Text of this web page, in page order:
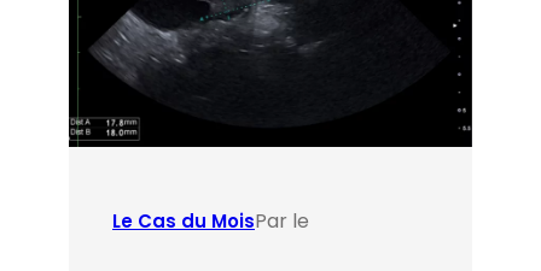
Le Cas du MoisPar le